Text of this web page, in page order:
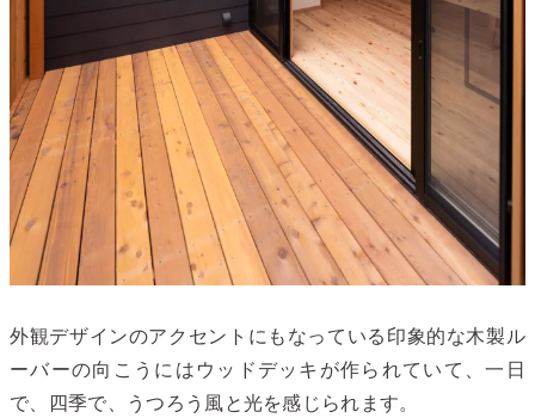
外観デザインのアクセントにもなっている印象的な木製ル
ーバーの向こうにはウッドデッキが作られていて、一日
で、四季で、うつろう風と光を感じられます。